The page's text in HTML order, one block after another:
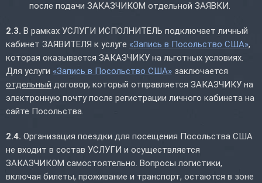
после подачи ЗАКАЗЧИКОМ отдельной ЗАЯВКИ.
2.3. В рамках УСЛУГИ ИСПОЛНИТЕЛЬ подключает личный
кабинет ЗАЯВИТЕЛЯ к услуге «Запись в Посольство США»,
которая оказывается ЗАКАЗЧИКУ на льготных условиях.
Для услуги «Запись в Посольство США» заключается
отдельный договор, который отправляется ЗАКАЗЧИКУ на
электронную почту после регистрации личного кабинета на
сайте Посольства.
2.4. Организация поездки для посещения Посольства США
не входит в состав УСЛУГИ и осуществляется
ЗАКАЗЧИКОМ самостоятельно. Вопросы логистики,
включая билеты, проживание и транспорт, остаются в зоне